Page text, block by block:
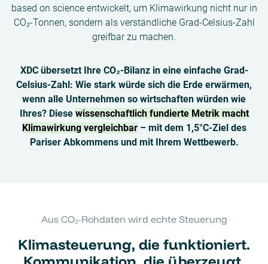
based on science entwickelt, um Klimawirkung nicht nur in
CO₂-Tonnen, sondern als verständliche Grad-Celsius-Zahl
greifbar zu machen.
XDC übersetzt Ihre CO₂-Bilanz in eine einfache Grad-
Celsius-Zahl: Wie stark würde sich die Erde erwärmen,
wenn alle Unternehmen so wirtschaften würden wie
Ihres? Diese wissenschaftlich fundierte Metrik macht
Klimawirkung vergleichbar– mit dem 1,5°C-Ziel des
Pariser Abkommens und mit Ihrem Wettbewerb.
Aus CO₂-Rohdaten wird echte Steuerung
Klimasteuerung, die funktioniert.